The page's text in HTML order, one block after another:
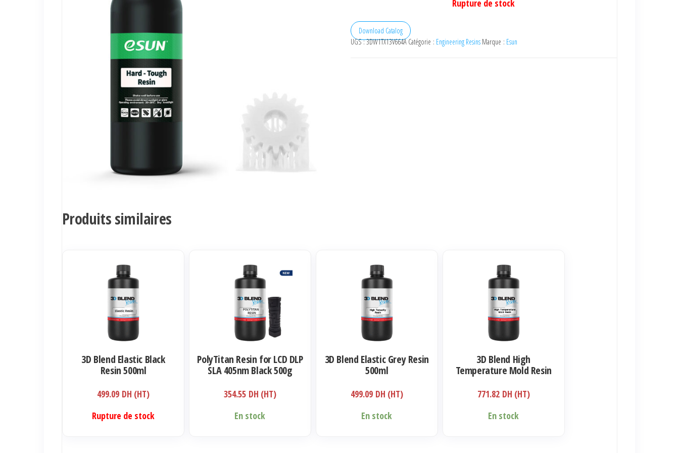
Rupture de stock
Download Catalog
UGS :3DW1TX13V664A Catégorie : Engineering Resins Marque : Esun
Produits similaires
3D Blend Elastic Black
Resin 500ml
499.09 DH (HT)
Rupture de stock
PolyTitan Resin for LCD DLP
SLA 405nm Black 500g
354.55 DH (HT)
En stock
3D Blend Elastic Grey Resin
500ml
499.09 DH (HT)
En stock
3D Blend High
Temperature Mold Resin
771.82 DH (HT)
En stock